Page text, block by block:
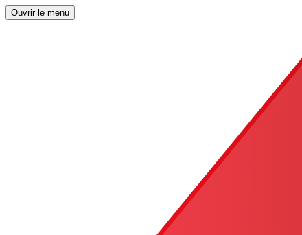
Ouvrir le menu